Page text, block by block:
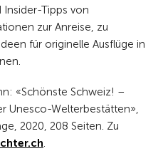
Insider-Tipps von
zur Anreise, zu
für originelle Ausflüge in
«Schönste Schweiz! –
Unesco-Welterbestätten»,
2020, 208 Seiten. Zu
.